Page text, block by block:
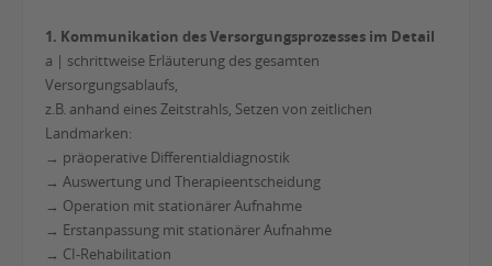
1. Kommunikation des Versorgungsprozesses im Detail
a | schrittweise Erläuterung des gesamten
Versorgungsablaufs,
z.B. anhand eines Zeitstrahls, Setzen von zeitlichen
Landmarken:
→ präoperative Differentialdiagnostik
→ Auswertung und Therapieentscheidung
→ Operation mit stationärer Aufnahme
→ Erstanpassung mit stationärer Aufnahme
→ CI-Rehabilitation